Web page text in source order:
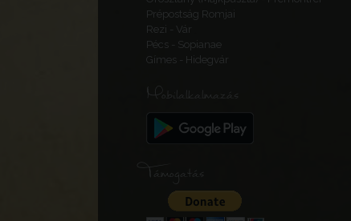
Prépostság Romjai
Rezi - Vár
Pécs - Sopianae
Gímes - Hidegvár
Mobilalkalmazás
Támogatás